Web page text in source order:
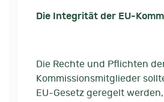
Die Integrität der EU-
Die Rechte und Pflichten
Kommissionsmitglieder
EU-Gesetz geregelt